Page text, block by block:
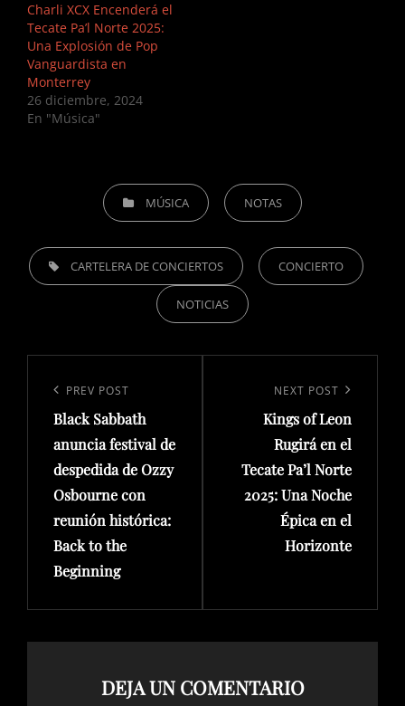
Charli XCX Encenderá el
Tecate Pa’l Norte 2025:
Una Explosión de Pop
Vanguardista en
Monterrey
26 diciembre, 2024
En "Música"
CATEGORIESMÚSICA NOTAS
TAGS, CARTELERA DE CONCIERTOS CONCIERTO
NOTICIAS
entradas
Previous
Post
PREV POST
Black Sabbath
anuncia festival de
despedida de Ozzy
Osbourne con
reunión histórica:
Back to the
Beginning
NEXT POST
Kings of Leon
Rugirá en el
Tecate Pa’l Norte
2025: Una Noche
Épica en el
Horizonte
DEJA UN COMENTARIO